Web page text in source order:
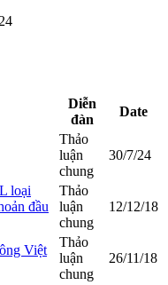
Diễn
đàn
Date
Thảo
luận
chung
30/7/24
loại
đầu
Thảo
luận
chung
12/12/18
Việt
Thảo
luận
chung
26/11/18